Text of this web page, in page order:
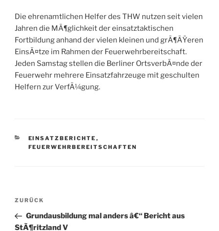
Die ehrenamtlichen Helfer des THW nutzen seit vielen
Jahren die MÃ¶glichkeit der einsatztaktischen
Fortbildung anhand der vielen kleinen und grÃ¶ÃŸeren
EinsÃ¤tze im Rahmen der Feuerwehrbereitschaft.
Jeden Samstag stellen die Berliner OrtsverbÃ¤nde der
Feuerwehr mehrere Einsatzfahrzeuge mit geschulten
Helfern zur VerfÃ¼gung.
KATEGORIEN
EINSATZBERICHTE ,
FEUERWEHRBEREITSCHAFTEN
Beitragsnavigation
Vorheriger
Beitrag
ZURÜCK
Grundausbildung mal anders â€“ Bericht aus
StÃ¶ritzland V